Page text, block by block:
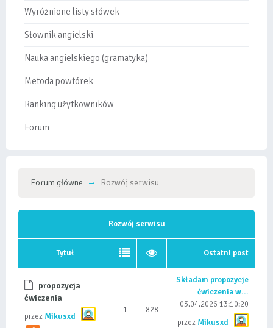
Wyróżnione listy słówek
Słownik angielski
Nauka angielskiego (gramatyka)
Metoda powtórek
Ranking użytkowników
Forum
Forum główne Rozwój serwisu
Rozwój serwisu
Tytuł Ostatni post
propozycja
ćwiczenia
przez Mikusxd
1 828
Składam propozycje
ćwiczenia w...
03.04.2026 13:10:20
przez Mikusxd